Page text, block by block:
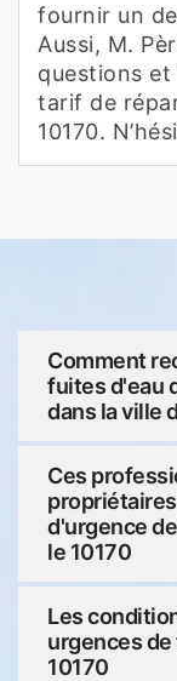
fournir un
Aussi, M.
questions
tarif de
10170.
Comment
fuites d'eau
dans la ville
Ces
d'urgence
le 10170
Les
urgences de
10170